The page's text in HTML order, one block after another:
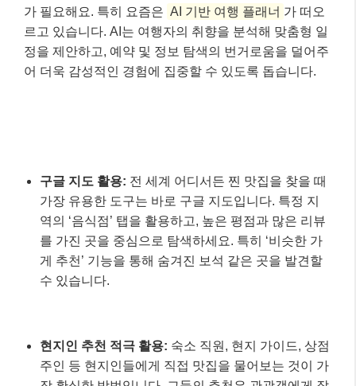
가 필요해요. 특히 요즘은 AI 기반 여행 플래너 가 떠오
르고 있습니다. AI는 여행자의 취향을 분석해 맞춤형 일
정을 제안하고, 예약 및 정보 탐색의 번거로움을 덜어주
어 더욱 감성적인 경험에 집중할 수 있도록 돕습니다.
구글 지도 활용: 전 세계 어디서든 찐 맛집을 찾을 때
가장 유용한 도구는 바로 구글 지도입니다. 특정 지
역의 ‘음식점’ 탭을 활용하고, 높은 평점과 많은 리뷰
를 가진 곳을 중심으로 탐색하세요. 특히 ‘비슷한 가
게 추천’ 기능을 통해 숨겨진 보석 같은 곳을 발견할
수 있습니다.
현지인 추천 적극 활용: 숙소 직원, 현지 가이드, 상점
주인 등 현지인들에게 직접 맛집을 물어보는 것이 가